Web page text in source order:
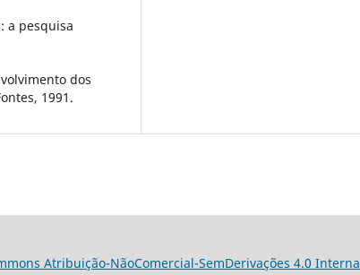
a pesquisa
dos
1991.
Atribuição-NãoComercial-SemDerivações 4.0